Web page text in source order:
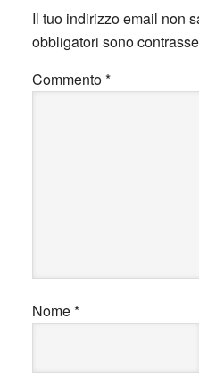
Il tuo indirizzo email non
obbligatori sono
Commento*
Nome*